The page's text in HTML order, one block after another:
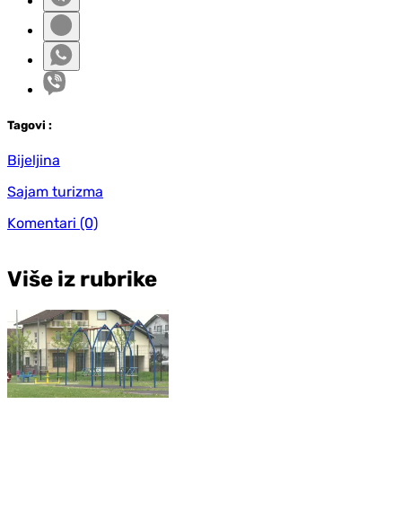
Tagovi :
Bijeljina
Sajam turizma
Komentari (0)
Više iz rubrike